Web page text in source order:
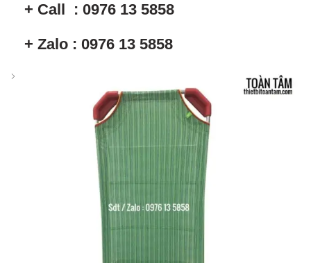
+ Call : 0976 13 5858
+ Zalo : 0976 13 5858